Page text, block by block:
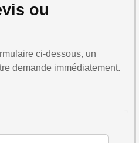
ou
ci-dessous, un
demande immédiatement.